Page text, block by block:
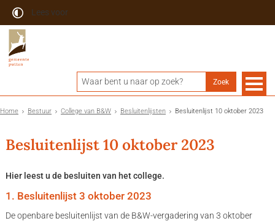
Lees voor
Home Bestuur College van B&W Besluitenlijsten Besluitenlijst 10 oktober 2023
Besluitenlijst 10 oktober 2023
Hier leest u de besluiten van het college.
1. Besluitenlijst 3 oktober 2023
De openbare besluitenlijst van de B&W-vergadering van 3 oktober